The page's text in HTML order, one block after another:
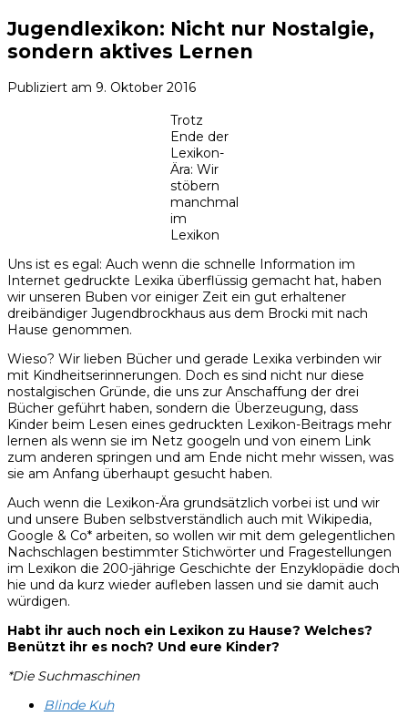
Jugendlexikon: Nicht nur Nostalgie,
sondern aktives Lernen
Publiziert am 9. Oktober 2016
Trotz
Ende der
Lexikon-
Ära: Wir
stöbern
manchmal
im
Lexikon
Uns ist es egal: Auch wenn die schnelle Information im
Internet gedruckte Lexika überflüssig gemacht hat, haben
wir unseren Buben vor einiger Zeit ein gut erhaltener
dreibändiger Jugendbrockhaus aus dem Brocki mit nach
Hause genommen.
Wieso? Wir lieben Bücher und gerade Lexika verbinden wir
mit Kindheitserinnerungen. Doch es sind nicht nur diese
nostalgischen Gründe, die uns zur Anschaffung der drei
Bücher geführt haben, sondern die Überzeugung, dass
Kinder beim Lesen eines gedruckten Lexikon-Beitrags mehr
lernen als wenn sie im Netz googeln und von einem Link
zum anderen springen und am Ende nicht mehr wissen, was
sie am Anfang überhaupt gesucht haben.
Auch wenn die Lexikon-Ära grundsätzlich vorbei ist und wir
und unsere Buben selbstverständlich auch mit Wikipedia,
Google & Co* arbeiten, so wollen wir mit dem gelegentlichen
Nachschlagen bestimmter Stichwörter und Fragestellungen
im Lexikon die 200-jährige Geschichte der Enzyklopädie doch
hie und da kurz wieder aufleben lassen und sie damit auch
würdigen.
Habt ihr auch noch ein Lexikon zu Hause? Welches?
Benützt ihr es noch? Und eure Kinder?
*Die Suchmaschinen
Blinde Kuh